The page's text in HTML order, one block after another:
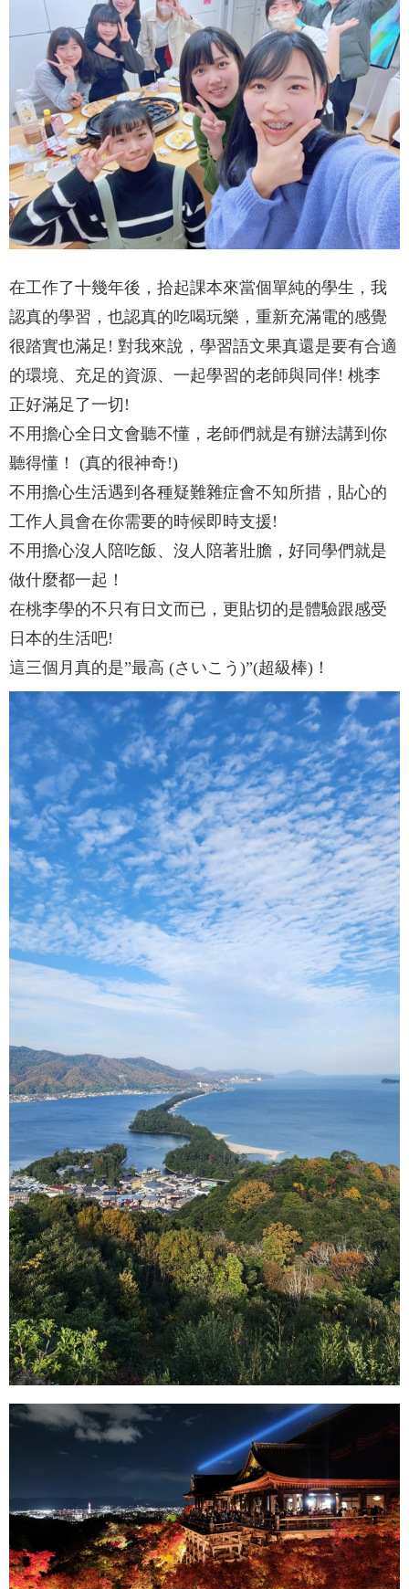
在工作了十幾年後，拾起課本來當個單純的學生，我
認真的學習，也認真的吃喝玩樂，重新充滿電的感覺
很踏實也滿足! 對我來說，學習語文果真還是要有合適
的環境、充足的資源、一起學習的老師與同伴! 桃李
正好滿足了一切!
不用擔心全日文會聽不懂，老師們就是有辦法講到你
聽得懂！ (真的很神奇!)
不用擔心生活遇到各種疑難雜症會不知所措，貼心的
工作人員會在你需要的時候即時支援!
不用擔心沒人陪吃飯、沒人陪著壯膽，好同學們就是
做什麼都一起！
在桃李學的不只有日文而已，更貼切的是體驗跟感受
日本的生活吧!
這三個月真的是”最高 (さいこう)”(超級棒)！